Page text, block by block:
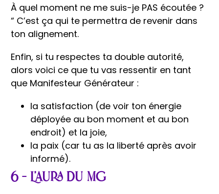
À quel moment ne me suis-je PAS écoutée ?
“ C’est ça qui te permettra de revenir dans
ton alignement.
Enfin, si tu respectes ta double autorité,
alors voici ce que tu vas ressentir en tant
que Manifesteur Générateur :
la satisfaction (de voir ton énergie
déployée au bon moment et au bon
endroit) et la joie,
la paix (car tu as la liberté après avoir
informé).
6 – L’aura du MG